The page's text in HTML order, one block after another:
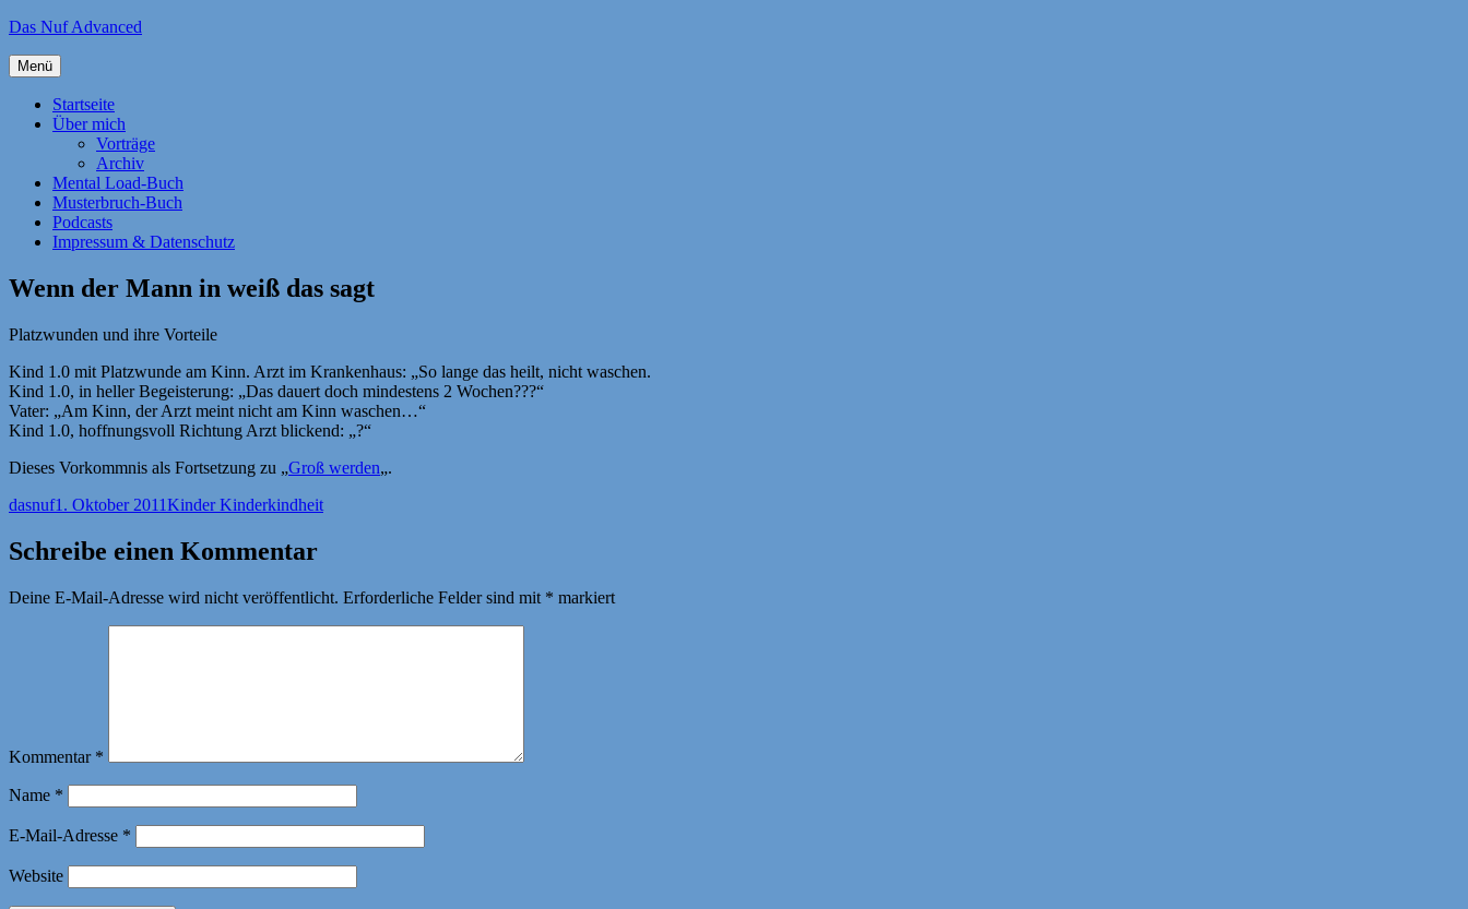
Zum
springen
Das Nuf Advanced
Menü
Startseite
Über mich
Vorträge
Archiv
Mental Load-Buch
Musterbruch-Buch
Podcasts
Impressum & Datenschutz
Wenn der Mann in weiß das sagt
Platzwunden und ihre Vorteile
Kind 1.0 mit Platzwunde am Kinn. Arzt im Krankenhaus: „So lange das heilt, nicht waschen.
Kind 1.0, in heller Begeisterung: „Das dauert doch mindestens 2 Wochen???“
Vater: „Am Kinn, der Arzt meint nicht am Kinn waschen…“
Kind 1.0, hoffnungsvoll Richtung Arzt blickend: „?“
Dieses Vorkommnis als Fortsetzung zu „Groß werden„.
Autor
dasnufVeröffentlicht
1. Oktober 2011Kategorien
Kinder KinderSchlagwörter
kindheit
Schreibe einen Kommentar
Deine E-Mail-Adresse wird nicht veröffentlicht. Erforderliche Felder sind mit * markiert
Kommentar *
Name *
E-Mail-Adresse *
Website